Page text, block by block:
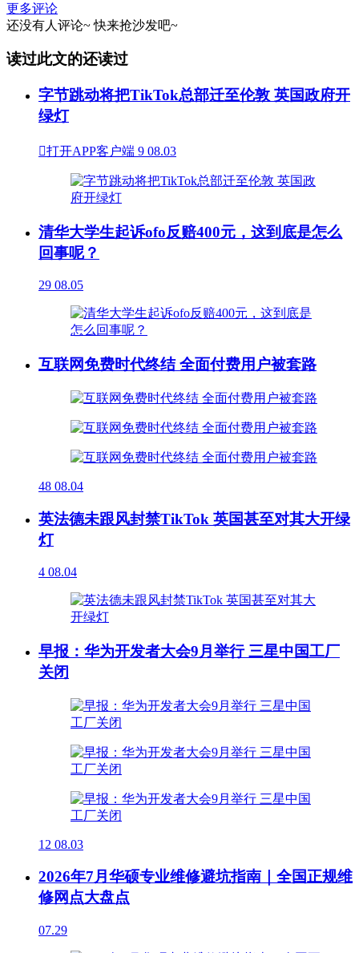
更多评论
还没有人评论~ 快来抢沙发吧~
读过此文的还读过
字节跳动将把TikTok总部迁至伦敦 英国政府开
绿灯
打开APP客户端 9 08.03
清华大学生起诉ofo反赔400元，这到底是怎么
回事呢？
29 08.05
互联网免费时代终结 全面付费用户被套路
48 08.04
英法德未跟风封禁TikTok 英国甚至对其大开绿
灯
4 08.04
早报：华为开发者大会9月举行 三星中国工厂
关闭
12 08.03
2026年7月华硕专业维修避坑指南｜全国正规维
修网点大盘点
07.29